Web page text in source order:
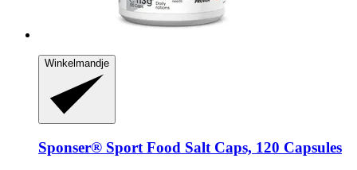
Winkelmandje
Sponser® Sport Food Salt Caps, 120 Capsules